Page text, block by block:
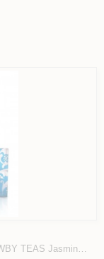
TEAS Jasmin…